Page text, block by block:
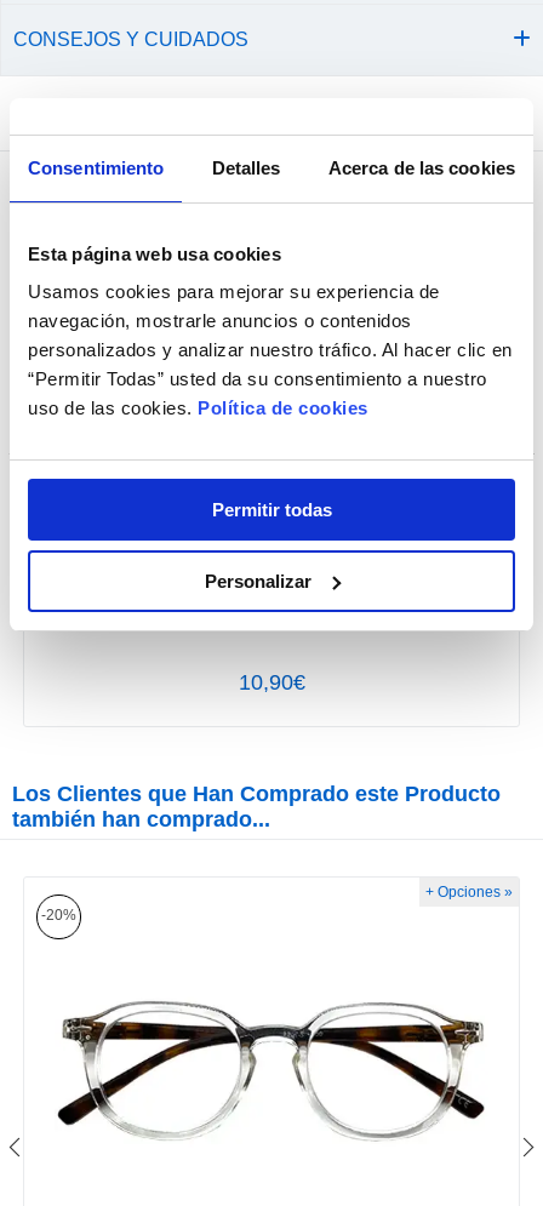
Consentimiento Detalles Acerca de las cookies
Esta página web usa cookies
Usamos cookies para mejorar su experiencia de
navegación, mostrarle anuncios o contenidos
personalizados y analizar nuestro tráfico. Al hacer clic en
“Permitir Todas” usted da su consentimiento a nuestro
uso de las cookies. Política de cookies
Permitir todas
Personalizar
CONSEJOS Y CUIDADOS
Comprados juntos habitualmente
Cadena Acrílica Gold Spring
10,90€
+ Opciones »
Los Clientes que Han Comprado este Producto
también han comprado...
-20%
+ Opciones »